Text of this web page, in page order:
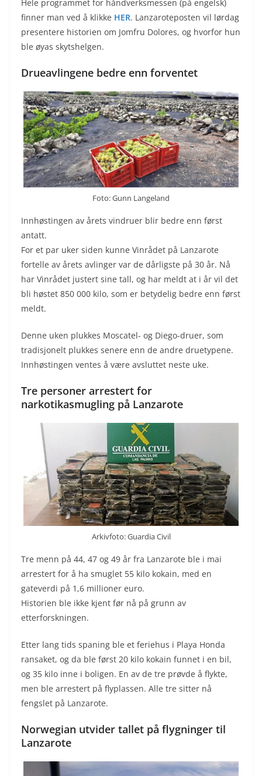
Hele programmet for håndverksmessen (på engelsk)
finner man ved å klikke HER. Lanzaroteposten vil lørdag
presentere historien om Jomfru Dolores, og hvorfor hun
ble øyas skytshelgen.
Drueavlingene bedre enn forventet
Foto: Gunn Langeland
Innhøstingen av årets vindruer blir bedre enn først
antatt.
For et par uker siden kunne Vinrådet på Lanzarote
fortelle av årets avlinger var de dårligste på 30 år. Nå
har Vinrådet justert sine tall, og har meldt at i år vil det
bli høstet 850 000 kilo, som er betydelig bedre enn først
meldt.
Denne uken plukkes Moscatel- og Diego-druer, som
tradisjonelt plukkes senere enn de andre druetypene.
Innhøstingen ventes å være avsluttet neste uke.
Tre personer arrestert for
narkotikasmugling på Lanzarote
Arkivfoto: Guardia Civil
Tre menn på 44, 47 og 49 år fra Lanzarote ble i mai
arrestert for å ha smuglet 55 kilo kokain, med en
gateverdi på 1,6 millioner euro.
Historien ble ikke kjent før nå på grunn av
etterforskningen.
Etter lang tids spaning ble et feriehus i Playa Honda
ransaket, og da ble først 20 kilo kokain funnet i en bil,
og 35 kilo inne i boligen. En av de tre prøvde å flykte,
men ble arrestert på flyplassen. Alle tre sitter nå
fengslet på Lanzarote.
Norwegian utvider tallet på flygninger til
Lanzarote